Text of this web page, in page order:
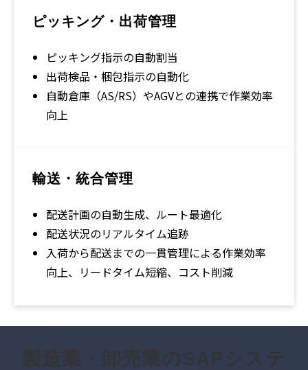
ピッキング・出荷管理
ピッキング指示の自動割当
出荷検品・梱包指示の自動化
自動倉庫（AS/RS）やAGVとの連携で作業効率
向上
輸送・統合管理
配送計画の自動生成、ルート最適化
配送状況のリアルタイム追跡
入荷から配送までの一貫管理による作業効率
向上、リードタイム短縮、コスト削減
製造業・卸売業のSAPシステ